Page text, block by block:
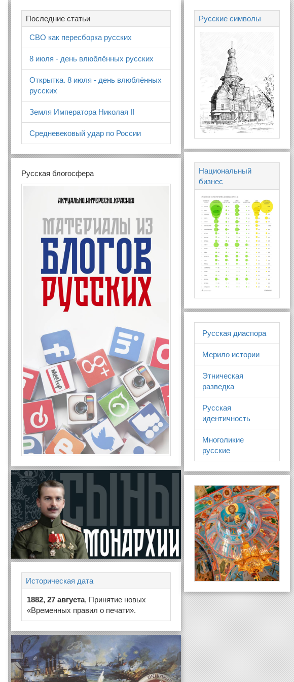
Последние статьи
СВО как пересборка русских
8 июля - день влюблённых русских
Открытка. 8 июля - день влюблённых
русских
Земля Императора Николая II
Средневековый удар по России
Русская блогосфера
Историческая дата
1882, 27 августа, Принятие новых
«Временных правил о печати».
Русские символы
Национальный
бизнес
Русская диаспора
Мерило истории
Этническая
разведка
Русская
идентичность
Многоликие
русские